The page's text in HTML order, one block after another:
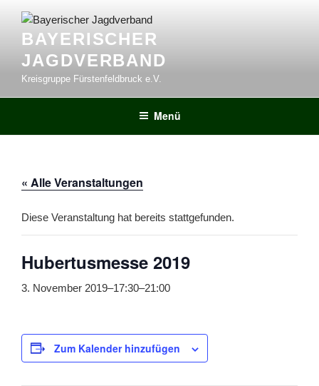
Inhalt
springenBAYERISCHER
JAGDVERBAND
Kreisgruppe Fürstenfeldbruck e.V.
Menü
« Alle Veranstaltungen
Diese Veranstaltung hat bereits stattgefunden.
Hubertusmesse 2019
3. November 2019–17:30–21:00
Zum Kalender hinzufügen